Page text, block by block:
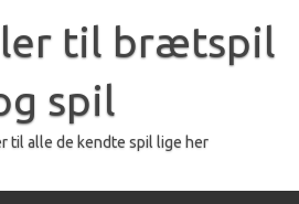
til brætspil
spil
til alle de kendte spil lige her